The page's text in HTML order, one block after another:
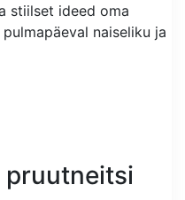
stiilset ideed oma
naiseliku ja